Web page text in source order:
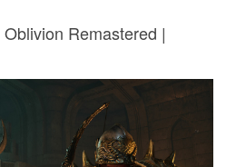
Remastered |